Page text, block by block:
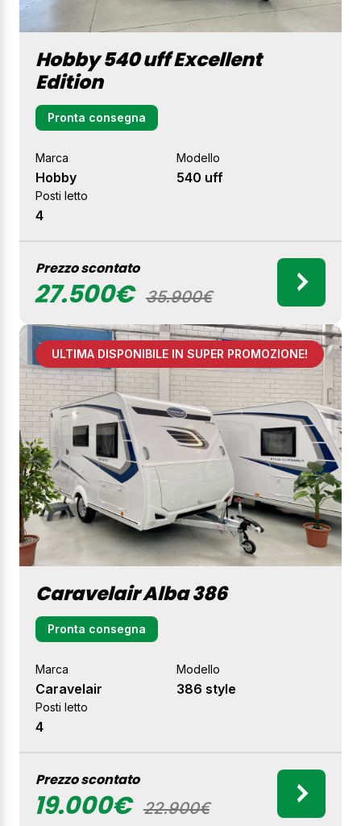
Hobby 540 uff Excellent
Edition
Pronta consegna
Marca
Hobby
Modello
540 uff
Posti letto
4
Prezzo scontato
27.500€ 35.900€
ULTIMA DISPONIBILE IN SUPER PROMOZIONE!
Caravelair Alba 386
Pronta consegna
Marca
Caravelair
Modello
386 style
Posti letto
4
Prezzo scontato
19.000€ 22.900€